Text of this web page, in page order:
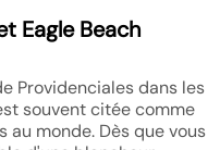
Eagle Beach
Providenciales dans les
souvent citée comme
au monde. Dès que vous